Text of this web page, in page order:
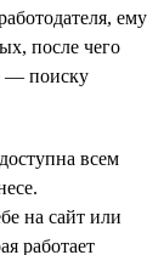
ему
после чего
— поиску
всем
на сайт или
работает